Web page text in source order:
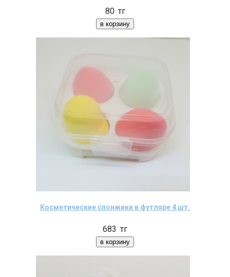
80 тг
Косметические спонжики в футляре 4 шт.
683 тг